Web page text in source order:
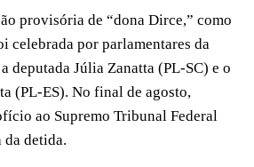
provisória de “dona Dirce,” como
celebrada por parlamentares da
deputada Júlia Zanatta (PL-SC) e o
(PL-ES). No final de agosto,
ao Supremo Tribunal Federal
detida.